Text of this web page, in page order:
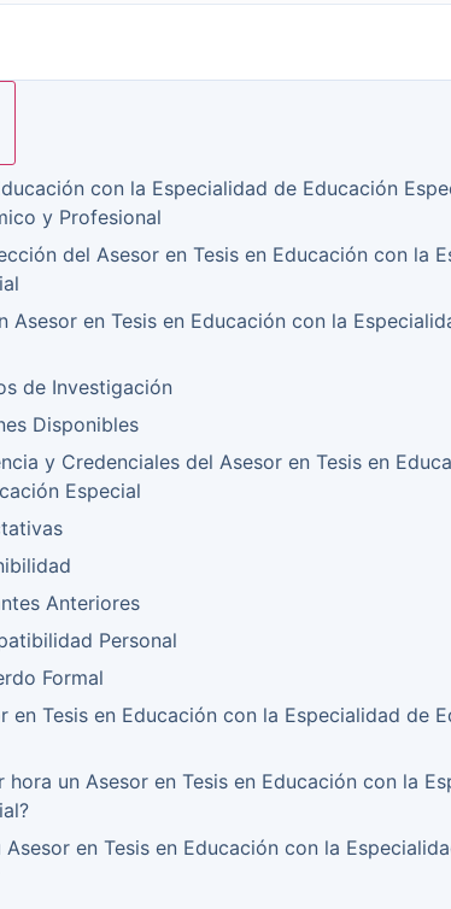
con la Especialidad de Educación
y Profesional
del Asesor en Tesis en Educación con la
Asesor en Tesis en Educación con la
de Investigación
Disponibles
y Credenciales del Asesor en Tesis en
Especial
Anteriores
Personal
Formal
en Tesis en Educación con la Especialidad de
hora un Asesor en Tesis en Educación con la
Asesor en Tesis en Educación con la